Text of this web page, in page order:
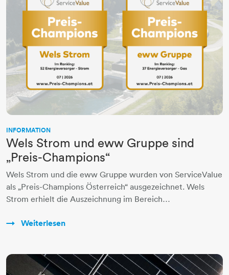
INFORMATION
Wels Strom und eww Gruppe sind
„Preis-Champions“
Wels Strom und die eww Gruppe wurden von ServiceValue
als „Preis-Champions Österreich“ ausgezeichnet. Wels
Strom erhielt die Auszeichnung im Bereich…
Weiterlesen